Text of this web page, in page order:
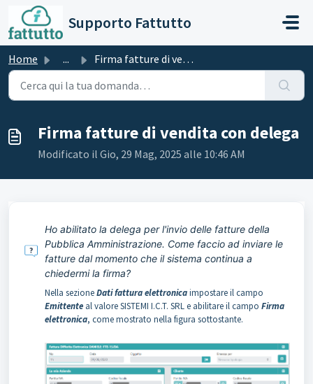
Salta al contenuto principale
Supporto Fattutto
Home ... Firma fatture di vendita con delega
Firma fatture di vendita con delega
Modificato il Gio, 29 Mag, 2025 alle 10:46 AM
Ho abilitato la delega per l'invio delle fatture della
Pubblica Amministrazione. Come faccio ad inviare le
fatture dal momento che il sistema continua a
chiedermi la firma?
Nella sezioneDati fattura elettronicaimpostare il campo
Emittente al valore SISTEMI I.C.T. SRL e abilitare il campo Firma
elettronica, come mostrato nella figura sottostante.